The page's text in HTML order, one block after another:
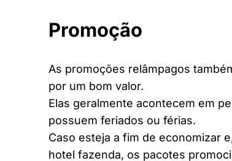
Promoção
As promoções relâmpagos
por um bom valor.
Elas geralmente acontecem em
possuem feriados ou férias.
Caso esteja a fim de economizar
hotel fazenda, os pacotes